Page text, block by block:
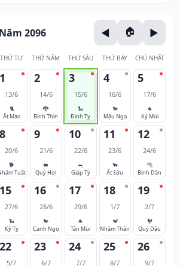
2096
THỨ TƯ THỨ NĂM THỨ SÁU THỨ BẢY CHỦ NHẬT
1
13/6
🐈
Ất Mão
2
14/6
🐉
Bính Thìn
3
15/6
🐍
Đinh Tỵ
4
16/6
🐎
Mậu Ngọ
5
17/6
🐐
Kỷ Mùi
8
20/6
🐕
Tuất
9
21/6
🐖
Quý Hợi
10
22/6
🐀
Giáp Tý
11
23/6
🐂
Ất Sửu
12
24/6
🐅
Bính Dần
15
27/6
🐍
Kỷ Tỵ
16
28/6
🐎
Canh Ngọ
17
29/6
🐐
Tân Mùi
18
1/7
🐒
Nhâm Thân
19
2/7
🐓
Quý Dậu
22
5/7
23
6/7
24
7/7
25
8/7
26
9/7